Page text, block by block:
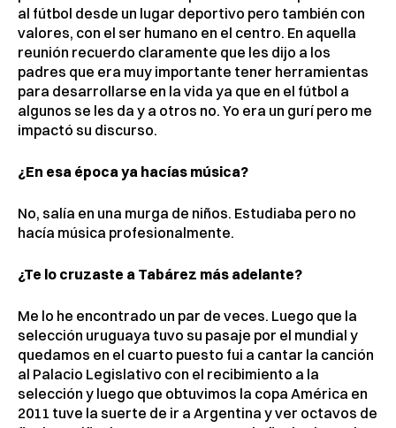
al fútbol desde un lugar deportivo pero también con
valores, con el ser humano en el centro. En aquella
reunión recuerdo claramente que les dijo a los
padres que era muy importante tener herramientas
para desarrollarse en la vida ya que en el fútbol a
algunos se les da y a otros no. Yo era un gurí pero me
impactó su discurso.
¿En esa época ya hacías música?
No, salía en una murga de niños. Estudiaba pero no
hacía música profesionalmente.
¿Te lo cruzaste a Tabárez más adelante?
Me lo he encontrado un par de veces. Luego que la
selección uruguaya tuvo su pasaje por el mundial y
quedamos en el cuarto puesto fui a cantar la canción
al Palacio Legislativo con el recibimiento a la
selección y luego que obtuvimos la copa América en
2011 tuve la suerte de ir a Argentina y ver octavos de